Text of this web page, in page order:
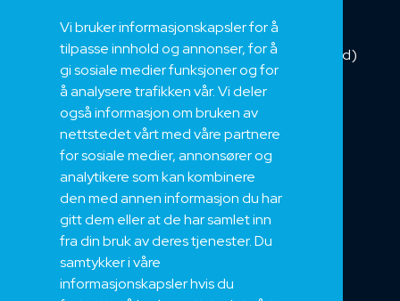
Vi bruker informasjonskapsler for å
tilpasse innhold og annonser, for å
gi sosiale medier funksjoner og for
å analysere trafikken vår. Vi deler
også informasjon om bruken av
nettstedet vårt med våre partnere
for sosiale medier, annonsører og
analytikere som kan kombinere
den med annen informasjon du har
gitt dem eller at de har samlet inn
fra din bruk av deres tjenester. Du
samtykker i våre
informasjonskapsler hvis du
Installasjonskabel
Kombikabel (Hybrid)
DNV sertifisert
Tilbehør
Om oss
Bærekraft og Åpenhet
Jobb hos oss
Sertifiseringer
Support
Teknisk